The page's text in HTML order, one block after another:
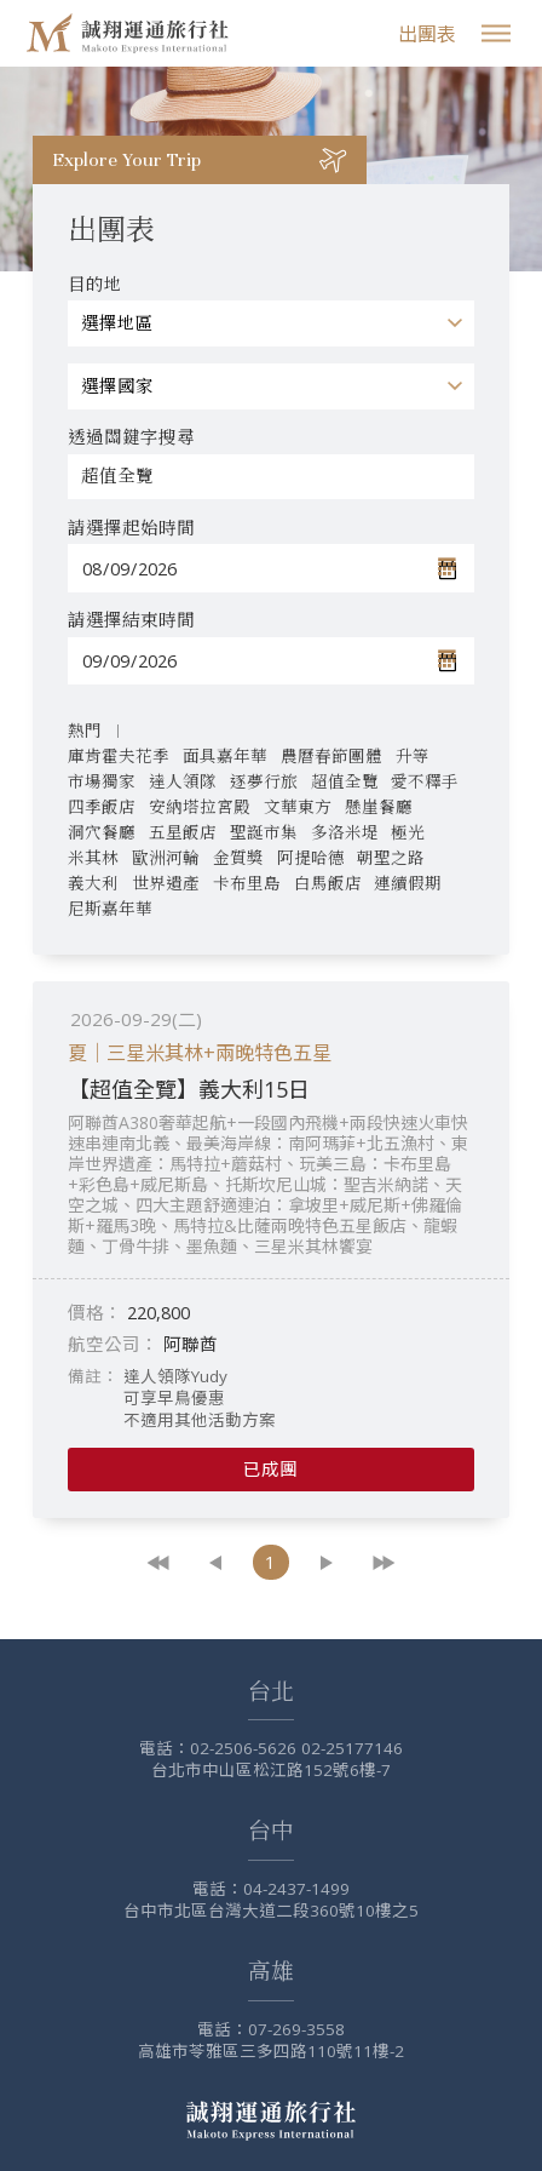
出團表
Explore Your Trip
出團表
目的地
透過關鍵字搜尋
請選擇起始時間
請選擇結束時間
熱門
庫肯霍夫花季
面具嘉年華 農曆春節團體
升等
市場獨家
達人領隊 逐夢行旅 超值全覽
愛不釋手
四季飯店
安納塔拉宮殿 文華東方
懸崖餐廳
洞穴餐廳
五星飯店 聖誕市集 多洛米堤
極光
米其林
歐洲河輪 金質獎 阿提哈德
朝聖之路
義大利
世界遺產 卡布里島 白馬飯店
連續假期
尼斯嘉年華
2026-09-29(二)
夏｜三星米其林+兩晚特色五星
【超值全覽】義大利15日
阿聯酋A380奢華起航+一段國內飛機+兩段快速火車快
速串連南北義、最美海岸線：南阿瑪菲+北五漁村、東
岸世界遺產：馬特拉+蘑菇村、玩美三島：卡布里島
+彩色島+威尼斯島、托斯坎尼山城：聖吉米納諾、天
空之城、四大主題舒適連泊：拿坡里+威尼斯+佛羅倫
斯+羅馬3晚、馬特拉&比薩兩晚特色五星飯店、龍蝦
麵、丁骨牛排、墨魚麵、三星米其林饗宴
220,800
阿聯酋
已成團
達人領隊Yudy
可享早鳥優惠
不適用其他活動方案
1
台北
電話： 02-2506-5626 02-25177146
台北市中山區松江路152號6樓-7
台中
電話： 04-2437-1499
台中市北區台灣大道二段360號10樓之5
高雄
電話： 07-269-3558
高雄市苓雅區三多四路110號11樓-2